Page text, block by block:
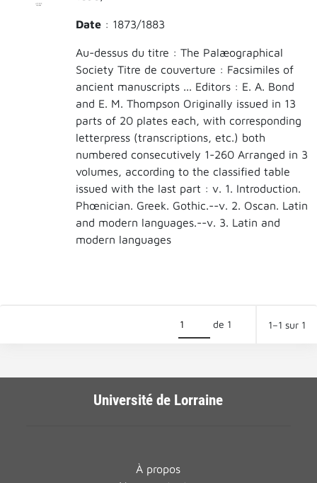
Date : 1873/1883
Au-dessus du titre : The Palæographical
Society Titre de couverture : Facsimiles of
ancient manuscripts ... Editors : E. A. Bond
and E. M. Thompson Originally issued in 13
parts of 20 plates each, with corresponding
letterpress (transcriptions, etc.) both
numbered consecutively 1-260 Arranged in 3
volumes, according to the classified table
issued with the last part : v. 1. Introduction.
Phœnician. Greek. Gothic.--v. 2. Oscan. Latin
and modern languages.--v. 3. Latin and
modern languages
de 1 1–1 sur 1
Université de Lorraine
À propos